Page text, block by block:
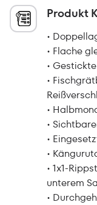
Produkt
•
• Flache
•
•
•
•
•
•
• 1x1-
unterem
•